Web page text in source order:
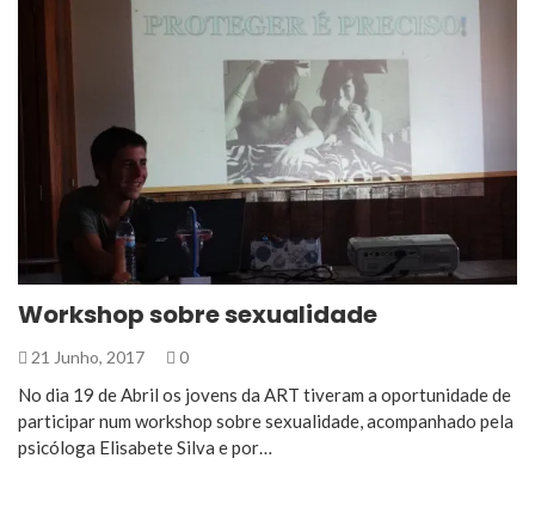
Workshop sobre sexualidade
21 Junho, 2017 0
No dia 19 de Abril os jovens da ART tiveram a oportunidade de
participar num workshop sobre sexualidade, acompanhado pela
psicóloga Elisabete Silva e por…